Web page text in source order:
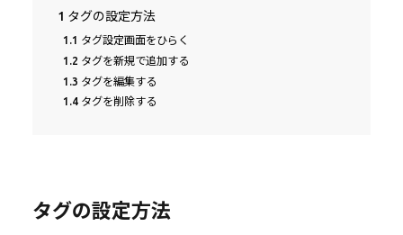
1 タグの設定方法
1.1
タグ設定画面をひらく
1.2 タグを新規で追加する
1.3 タグを編集する
1.4タグを削除する
タグの設定方法